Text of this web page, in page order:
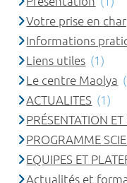
Votre prise en
Informations
Liens utiles (1)
Le centre Maolya
ACTUALITES (1)
PRÉSENTATION
PROGRAMME
EQUIPES ET
Actualités et